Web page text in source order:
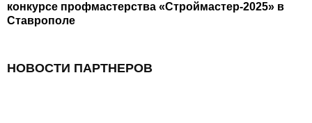
конкурсе профмастерства «Строймастер-2025» в
Ставрополе
НОВОСТИ ПАРТНЕРОВ